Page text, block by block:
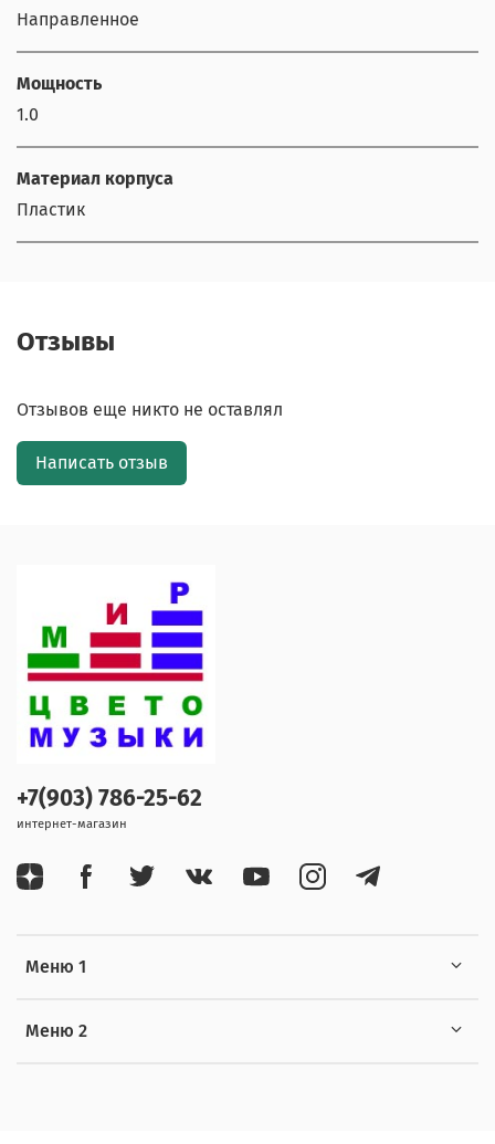
Направленное
Мощность
1.0
Материал корпуса
Пластик
Отзывы
Отзывов еще никто не оставлял
Написать отзыв
Меню 1
Меню 2
+7(903) 786-25-62
интернет-магазин